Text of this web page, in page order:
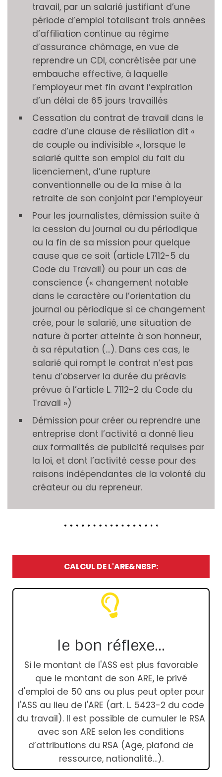
travail, par un salarié justifiant d’une
période d’emploi totalisant trois années
d’affiliation continue au régime
d’assurance chômage, en vue de
reprendre un CDI, concrétisée par une
embauche effective, à laquelle
l’employeur met fin avant l’expiration
d’un délai de 65 jours travaillés
Cessation du contrat de travail dans le
cadre d’une clause de résiliation dit «
de couple ou indivisible », lorsque le
salarié quitte son emploi du fait du
licenciement, d’une rupture
conventionnelle ou de la mise à la
retraite de son conjoint par l’employeur
Pour les journalistes, démission suite à
la cession du journal ou du périodique
ou la fin de sa mission pour quelque
cause que ce soit (article L7112-5 du
Code du Travail) ou pour un cas de
conscience (« changement notable
dans le caractère ou l’orientation du
journal ou périodique si ce changement
crée, pour le salarié, une situation de
nature à porter atteinte à son honneur,
à sa réputation (…). Dans ces cas, le
salarié qui rompt le contrat n’est pas
tenu d’observer la durée du préavis
prévue à l’article L. 7112-2 du Code du
Travail »)
Démission pour créer ou reprendre une
entreprise dont l’activité a donné lieu
aux formalités de publicité requises par
la loi, et dont l’activité cesse pour des
raisons indépendantes de la volonté du
créateur ou du repreneur.
CALCUL DE L'ARE&NBSP:
le bon réflexe...
Si le montant de l'ASS est plus favorable
que le montant de son ARE, le privé
d'emploi de 50 ans ou plus peut opter pour
l'ASS au lieu de l'ARE (art. L. 5423-2 du code
du travail). Il est possible de cumuler le RSA
avec son ARE selon les conditions
d’attributions du RSA (Age, plafond de
ressource, nationalité…).